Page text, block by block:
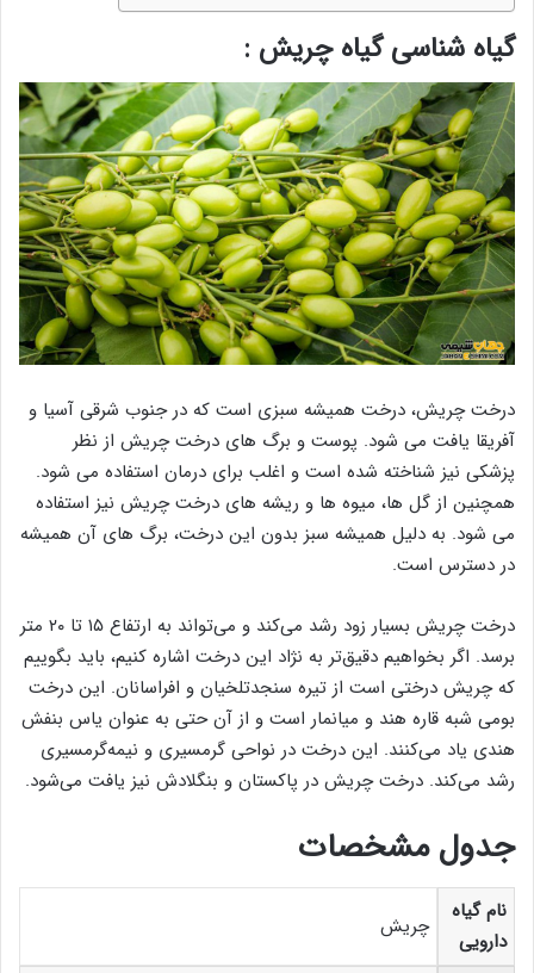
گیاه شناسی گیاه چریش :
درخت چریش، درخت همیشه سبزی است که در جنوب شرقی آسیا و
آفریقا یافت می شود. پوست و برگ های درخت چریش از نظر
پزشکی نیز شناخته شده است و اغلب برای درمان استفاده می شود.
همچنین از گل ها، میوه ها و ریشه های درخت چریش نیز استفاده
می شود. به دلیل همیشه سبز بدون این درخت، برگ های آن همیشه
در دسترس است.
درخت چریش بسیار زود رشد می‌کند و می‌تواند به ارتفاع ۱۵ تا ۲۰ متر
برسد. اگر بخواهیم دقیق‌تر به نژاد این درخت اشاره کنیم، باید بگوییم
که چریش درختی است از تیره سنجدتلخیان و افراسانان. این درخت
بومی شبه قاره هند و میانمار است و از آن حتی به عنوان یاس بنفش
هندی یاد می‌کنند. این درخت در نواحی گرمسیری و نیمه‌گرمسیری
رشد می‌کند. درخت چریش در پاکستان و بنگلادش نیز یافت می‌شود.
جدول مشخصات
نام گیاه
دارویی
چریش